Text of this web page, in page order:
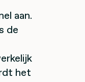
aan.
de
het